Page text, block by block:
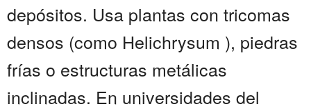
depósitos. Usa plantas con tricomas
densos (como Helichrysum ), piedras
frías o estructuras metálicas
inclinadas. En universidades del